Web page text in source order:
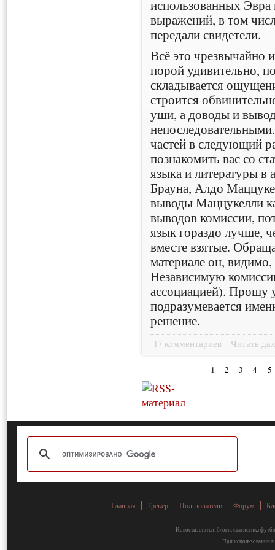
использованных
выражений, в том
передали свидетели.
Всё это чрезвычайно
порой удивительно,
складывается
строится
уши, а доводы и
частей в следующий
познакомить вас со
языка и литературы в
Брауна, Алдо
выводы Маццукелли
выводов комиссии,
язык гораздо лучше,
вместе взятые.
материале он,
Независимую
ассоциацией). Прошу
подразумевается
решение.
17 комментариев Читать
1 2 3 4 5
Главная Трекер Пользователи Форум
Новости, статьи, блоги, статистика
При использовании